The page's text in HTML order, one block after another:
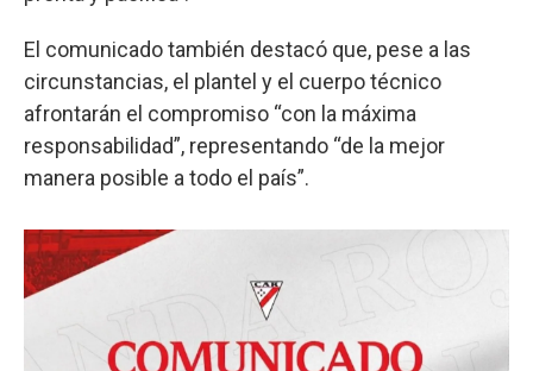
El comunicado también destacó que, pese a las
circunstancias, el plantel y el cuerpo técnico
afrontarán el compromiso “con la máxima
responsabilidad”, representando “de la mejor
manera posible a todo el país”.